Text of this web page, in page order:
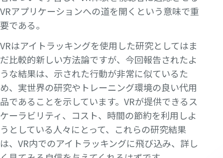
VRアプリケーションへの道を開くという意味で重
要である。
VRはアイトラッキングを使用した研究としてはま
だ比較的新しい方法論ですが、今回報告されたよ
うな結果は、示された行動が非常に似ているた
め、実世界の研究やトレーニング環境の良い代用
品であることを示しています。VRが提供できるス
ケーラビリティ、コスト、時間の節約を利用しよ
うとしている人々にとって、これらの研究結果
は、VR内でのアイトラッキングに飛び込み、詳し